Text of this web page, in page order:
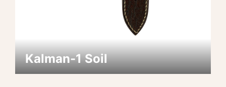
Kalman-1 Soil